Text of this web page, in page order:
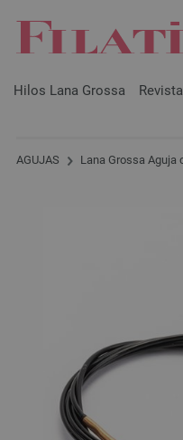
Hilos Lana Grossa
AGUJAS Lana Grossa Aguja